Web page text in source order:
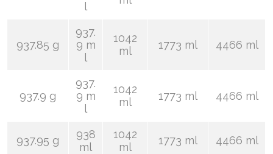
l
937.85 g
937.
9 m
l
1042
ml
1773 ml 4466 ml
937.9 g
937.
9 m
l
1042
ml
1773 ml 4466 ml
937.95 g
938
ml
1042
ml
1773 ml 4466 ml